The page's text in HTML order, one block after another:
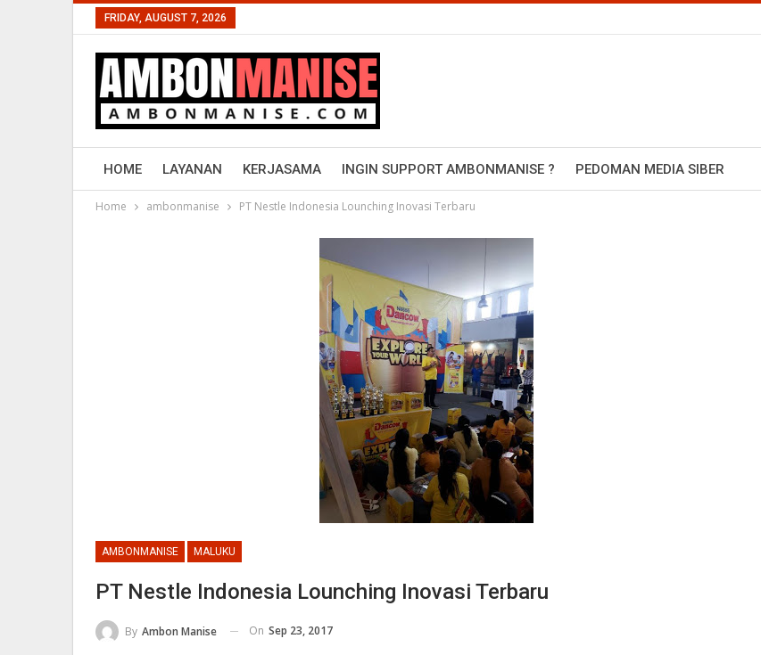
FRIDAY, AUGUST 7, 2026
HOME LAYANAN KERJASAMA INGIN SUPPORT AMBONMANISE ? PEDOMAN MEDIA SIBER
Home ambonmanise PT Nestle Indonesia Lounching Inovasi Terbaru
AMBONMANISE MALUKU
PT Nestle Indonesia Lounching Inovasi Terbaru
By Ambon Manise On Sep 23, 2017